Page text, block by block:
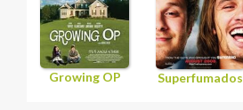
Growing OP Superfumados